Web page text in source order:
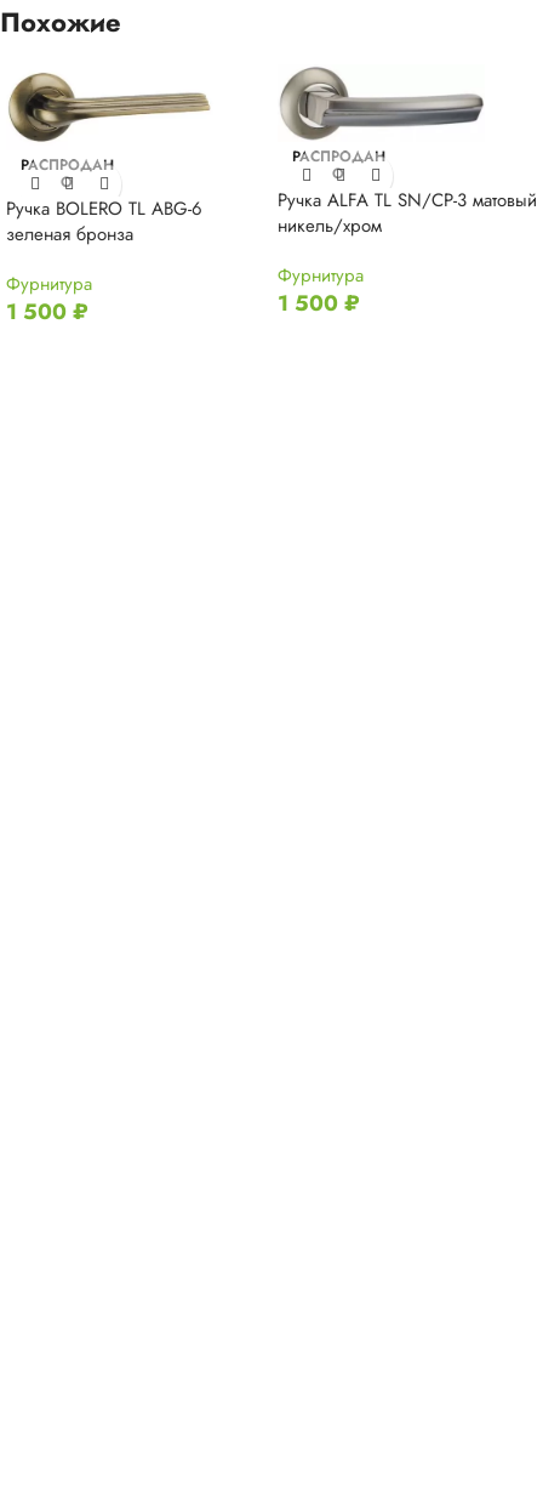
Похожие
РАСПРОДАН
О
Ручка BOLERO TL ABG-6
зеленая бронза
Фурнитура
1 500₽
РАСПРОДАН
О
Ручка ALFA TL SN/CP-3 матовый
никель/хром
Фурнитура
1 500₽